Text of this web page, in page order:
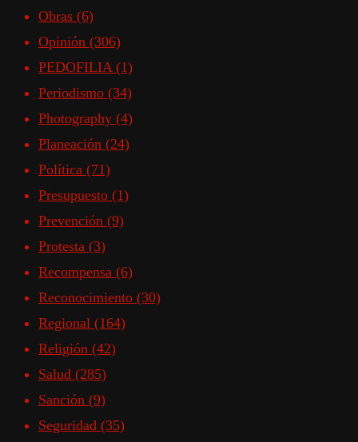
Obras (6)
Opinión (306)
PEDOFILIA (1)
Periodismo (34)
Photography (4)
Planeación (24)
Política (71)
Presupuesto (1)
Prevención (9)
Protesta (3)
Recompensa (6)
Reconocimiento (30)
Regional (164)
Religión (42)
Salud (285)
Sanción (9)
Seguridad (35)